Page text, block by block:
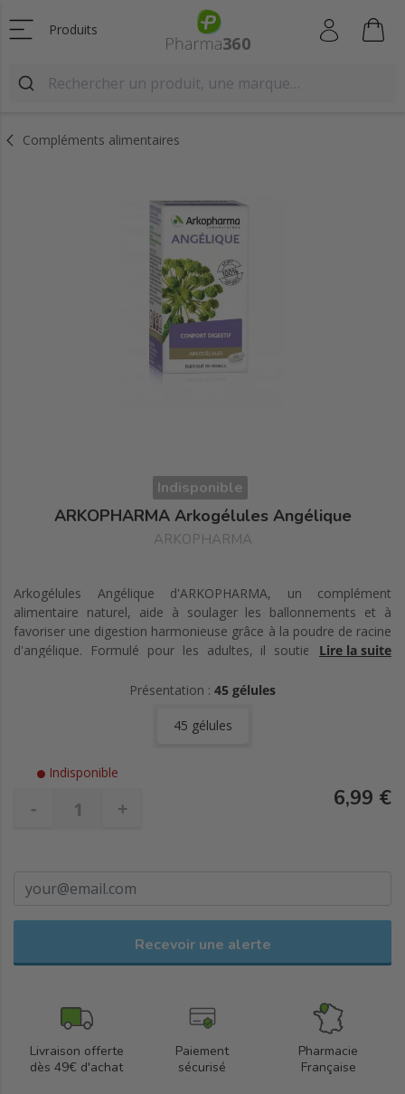
Produits
Compléments alimentaires
Indisponible
ARKOPHARMA Arkogélules Angélique
ARKOPHARMA
Arkogélules Angélique d'ARKOPHARMA, un complément
alimentaire naturel, aide à soulager les ballonnements et à
favoriser une digestion harmonieuse grâce à la poudre de racine
d'angélique. Formulé pour les adultes, il soutient le confort
Lire la suite
Présentation : 45 gélules
45 gélules
Indisponible
- + 6,99 €
Recevoir une alerte
Livraison offerte
dès 49€ d'achat
Paiement
sécurisé
Pharmacie
Française